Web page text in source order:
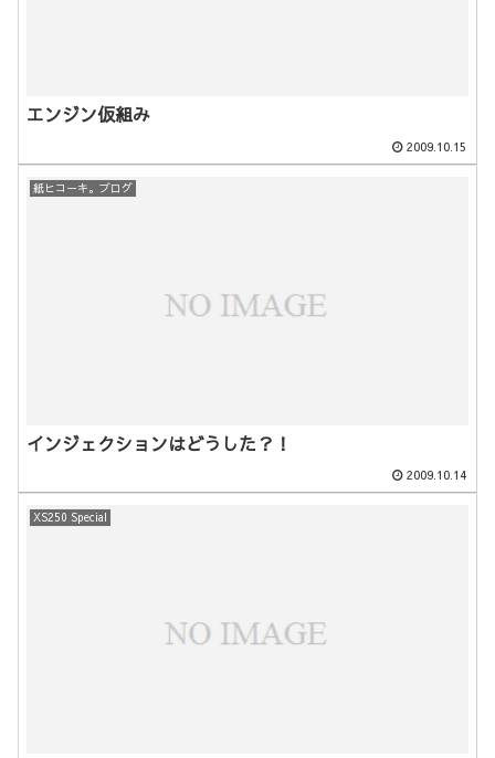
エンジン仮組み
2009.10.15
紙ヒコーキ。ブログ
インジェクションはどうした？！
2009.10.14
XS250 Special